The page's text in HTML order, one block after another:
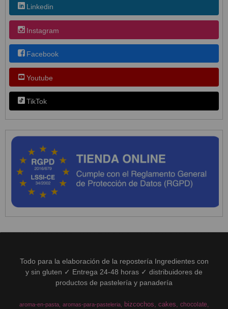
Linkedin
Instagram
Facebook
Youtube
TikTok
Todo para la elaboración de la repostería Ingredientes con
y sin gluten ✓ Entrega 24-48 horas ✓ distribuidores de
productos de pastelería y panadería
aroma-en-pasta aromas-para-pasteleria bizcochos cakes chocolate